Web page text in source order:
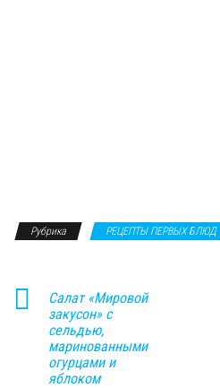
Рубрика РЕЦЕПТЫ ПЕРВЫХ БЛЮД
Салат «Мировой
закусон» с
сельдью,
маринованными
огурцами и
яблоком